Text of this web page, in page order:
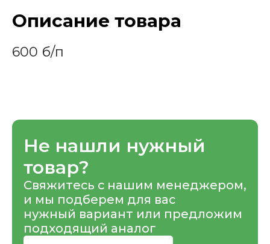
Описание товара
600 б/п
Не нашли нужный
товар?
Свяжитесь с нашим менеджером,
и мы подберем для вас
нужный вариант или предложим
подходящий аналог